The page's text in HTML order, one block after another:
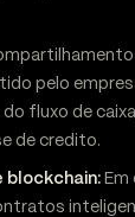
pelo
fluxo de
de credito.
blockchain: